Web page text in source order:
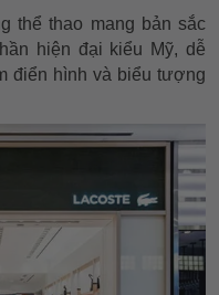
thể thao mang bản sắc
hiện đại kiểu Mỹ, dễ
điển hình và biểu tượng